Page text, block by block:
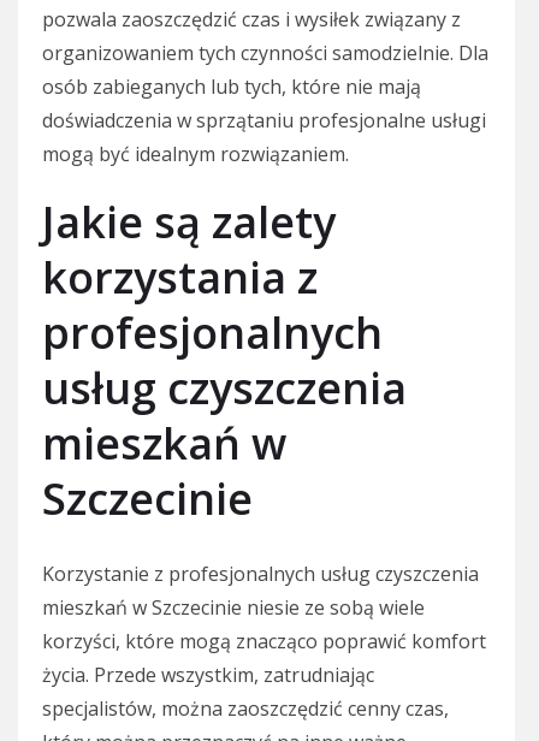
pozwala zaoszczędzić czas i wysiłek związany z
organizowaniem tych czynności samodzielnie. Dla
osób zabieganych lub tych, które nie mają
doświadczenia w sprzątaniu profesjonalne usługi
mogą być idealnym rozwiązaniem.
Jakie są zalety
korzystania z
profesjonalnych
usług czyszczenia
mieszkań w
Szczecinie
Korzystanie z profesjonalnych usług czyszczenia
mieszkań w Szczecinie niesie ze sobą wiele
korzyści, które mogą znacząco poprawić komfort
życia. Przede wszystkim, zatrudniając
specjalistów, można zaoszczędzić cenny czas,